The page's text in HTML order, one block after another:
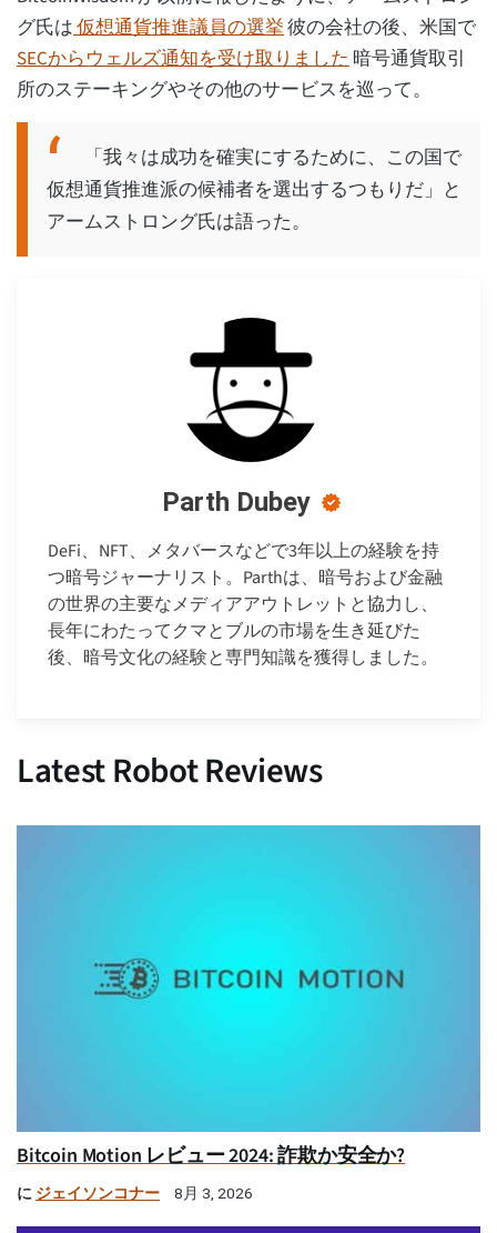
グ氏は仮想通貨推進議員の選挙彼の会社の後、米国で
SECからウェルズ通知を受け取りました暗号通貨取引
所のステーキングやその他のサービスを巡って。
「我々は成功を確実にするために、この国で
仮想通貨推進派の候補者を選出するつもりだ」と
アームストロング氏は語った。
Parth Dubey
DeFi、NFT、メタバースなどで3年以上の経験を持
つ暗号ジャーナリスト。Parthは、暗号および金融
の世界の主要なメディアアウトレットと協力し、
長年にわたってクマとブルの市場を生き延びた
後、暗号文化の経験と専門知識を獲得しました。
Latest Robot Reviews
Bitcoin Motion レビュー 2024: 詐欺か安全か?
に ジェイソンコナー 8月 3, 2026